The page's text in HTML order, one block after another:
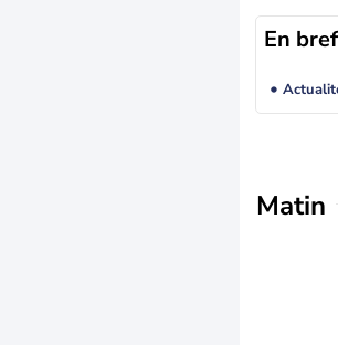
En bref
Matin